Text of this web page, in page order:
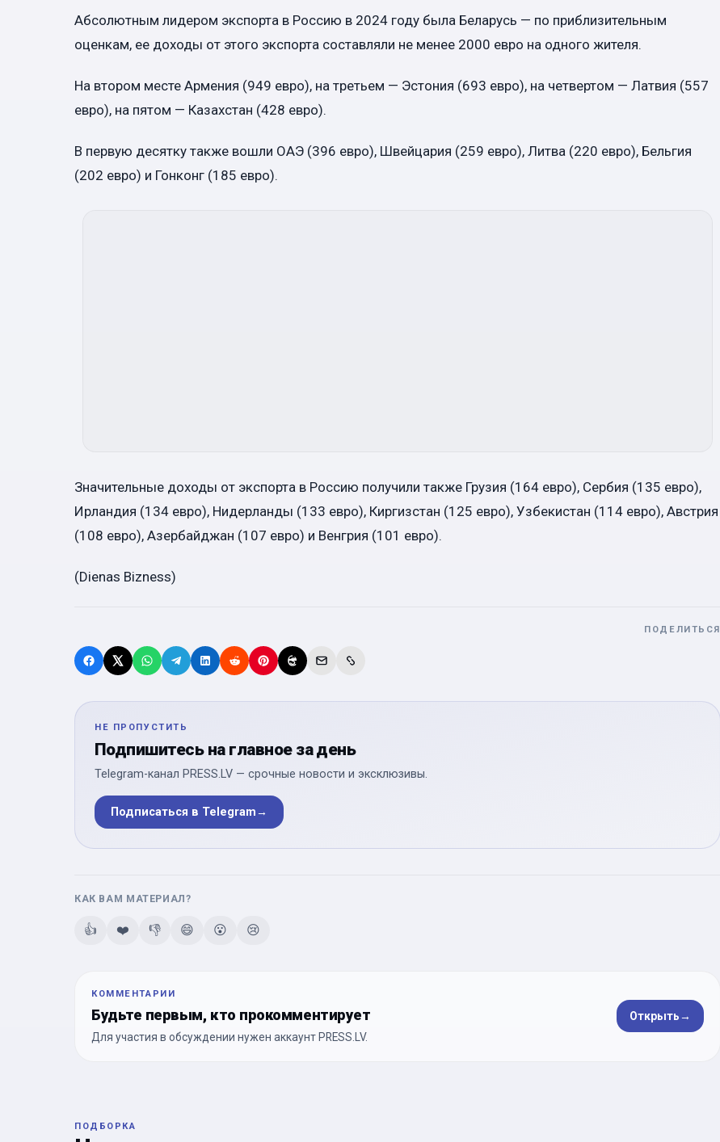
Абсолютным лидером экспорта в Россию в 2024 году была Беларусь — по приблизительным
оценкам, ее доходы от этого экспорта составляли не менее 2000 евро на одного жителя.
На втором месте Армения (949 евро), на третьем — Эстония (693 евро), на четвертом — Латвия (557
евро), на пятом — Казахстан (428 евро).
В первую десятку также вошли ОАЭ (396 евро), Швейцария (259 евро), Литва (220 евро), Бельгия
(202 евро) и Гонконг (185 евро).
Значительные доходы от экспорта в Россию получили также Грузия (164 евро), Сербия (135 евро),
Ирландия (134 евро), Нидерланды (133 евро), Киргизстан (125 евро), Узбекистан (114 евро), Австрия
(108 евро), Азербайджан (107 евро) и Венгрия (101 евро).
(Dienas Bizness)
ПОДЕЛИТЬСЯ
НЕ ПРОПУСТИТЬ
Подпишитесь на главное за день
Telegram-канал PRESS.LV — срочные новости и эксклюзивы.
Подписаться в Telegram→
КАК ВАМ МАТЕРИАЛ?
👍 ❤️ 👎 😄 😮 😢
КОММЕНТАРИИ
Будьте первым, кто прокомментирует
Для участия в обсуждении нужен аккаунт PRESS.LV.
Открыть→
ПОДБОРКА